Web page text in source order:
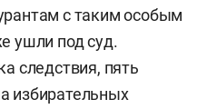
с таким особым
ушли под суд.
следствия, пять
избирательных